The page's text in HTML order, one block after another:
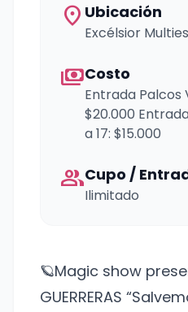
location_on Ubicación
Excélsior
paymentsCosto
Entrada Palcos
$20.000
a 17: $15.000
groupCupo /
Ilimitado
🪐Magic show
GUERRERAS